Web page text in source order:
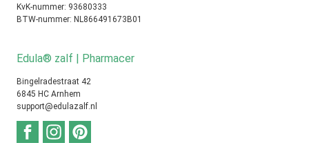
KvK-nummer: 93680333
BTW-nummer: NL866491673B01
Edula® zalf | Pharmacer
Bingelradestraat 42
6845 HC Arnhem
support@edulazalf.nl